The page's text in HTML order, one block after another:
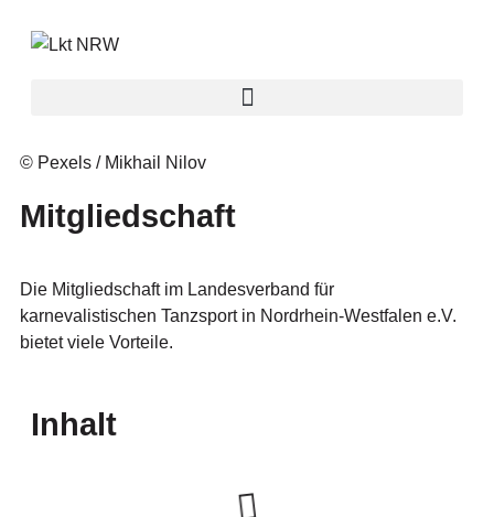
springen
Mitgliedschaft
Die Mitgliedschaft im Landesverband für
karnevalistischen Tanzsport in Nordrhein-Westfalen e.V.
bietet viele Vorteile.
© Pexels / Mikhail Nilov
Inhalt